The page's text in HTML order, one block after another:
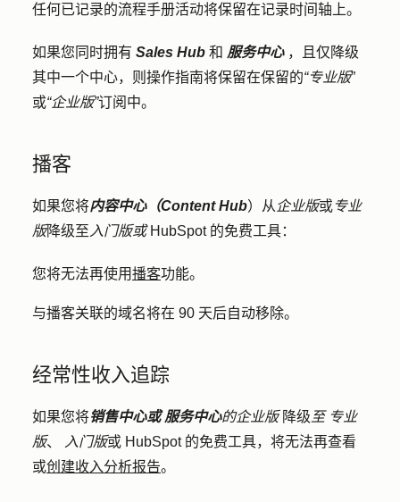
任何已记录的流程手册活动将保留在记录时间轴上。
如果您同时拥有 Sales Hub 和 服务中心 ，且仅降级
其中一个中心，则操作指南将保留在保留的“专业版”
或“企业版”订阅中。
播客
如果您将内容中心（Content Hub）从 企业版或专业
版降级至 入门版或 HubSpot 的免费工具：
您将无法再使用播客功能。
与播客关联的域名将在 90 天后自动移除。
经常性收入追踪
如果您将销售中心或服务中心的企业版 降级 至 专业
版、 入门版或 HubSpot 的免费工具，将无法再查看
或创建收入分析报告。